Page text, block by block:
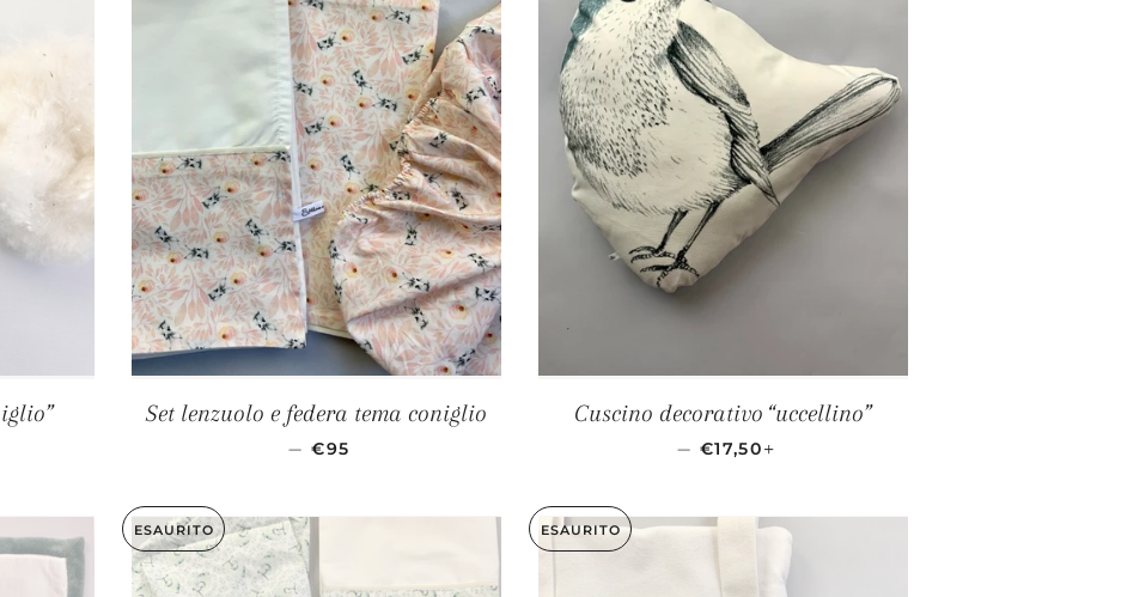
Set lenzuolo e federa tema coniglio
— PREZZO SCONTATO
€95
Cuscino decorativo “uccellino”
— PREZZO SCONTATO
€17,50
ESAURITO ESAURITO